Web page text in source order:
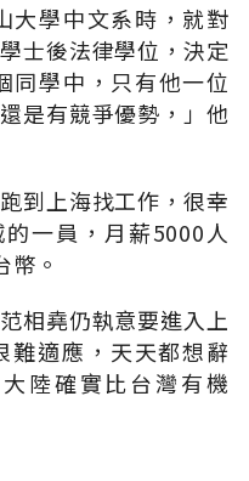
大學中文系時，就對
士後法律學位，決定
同學中，只有他一位
是有競爭優勢，」他
到上海找工作，很幸
一員，月薪5000人
幣。
相堯仍執意要進入上
難適應，天天都想辭
陸確實比台灣有機